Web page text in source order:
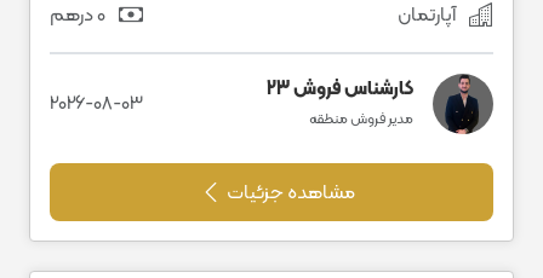
آپارتمان
کارشناس فروش 23
مدیر فروش منطقه
2026-08-03
مشاهده جزئیات